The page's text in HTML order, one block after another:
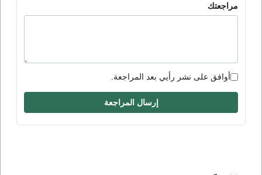
مراجعتك
أوافق على نشر رأيي بعد المراجعة.
إرسال المراجعة